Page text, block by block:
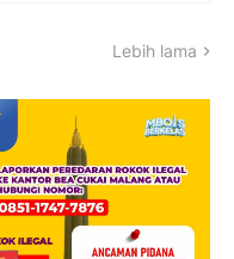
Lebih lama